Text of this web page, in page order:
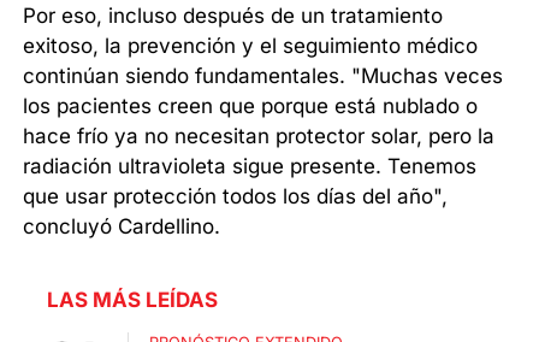
Por eso, incluso después de un tratamiento
exitoso, la prevención y el seguimiento médico
continúan siendo fundamentales. "Muchas veces
los pacientes creen que porque está nublado o
hace frío ya no necesitan protector solar, pero la
radiación ultravioleta sigue presente. Tenemos
que usar protección todos los días del año",
concluyó Cardellino.
LAS MÁS LEÍDAS